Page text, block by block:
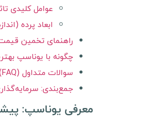
عوامل کلیدی
ابعاد پرده
راهنمای تخمین
چگونه با یوناسپ
سوالات متداول (FAQ) درباره قیمت و خرید پرده نمایش برقی
جمع‌بندی:
معرفی یوناسپ: